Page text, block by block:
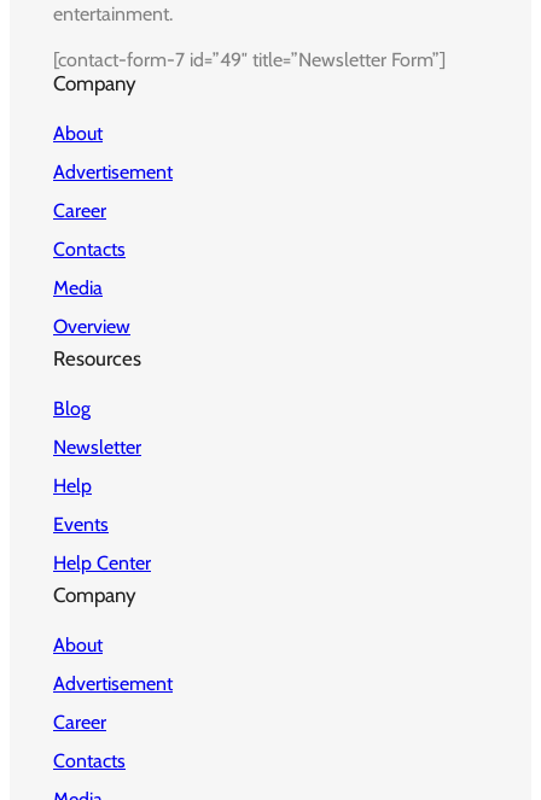
entertainment.
[contact-form-7 id=”49″ title=”Newsletter Form”]
Company
About
Advertisement
Career
Contacts
Media
Overview
Resources
Blog
Newsletter
Help
Events
Help Center
Company
About
Advertisement
Career
Contacts